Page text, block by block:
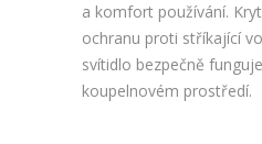
a komfort používání.
ochranu proti stříkající
svítidlo bezpečně
koupelnovém prostředí.